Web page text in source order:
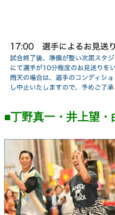
■丁野真一・井上望